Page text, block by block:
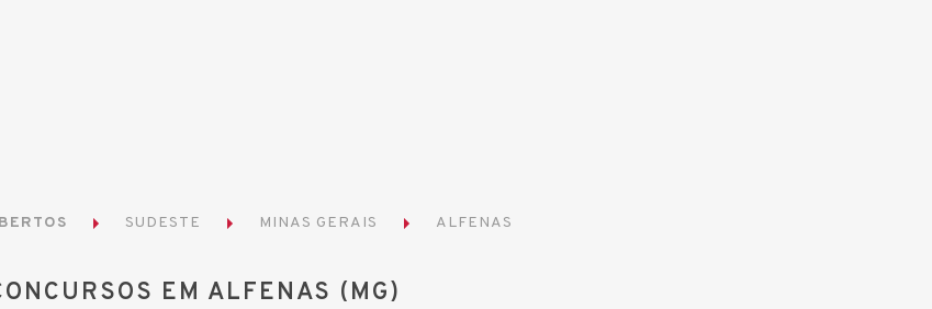
SUDESTE MINAS GERAIS ALFENAS
EM ALFENAS (MG)